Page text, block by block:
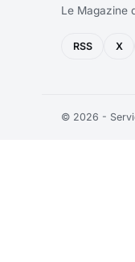
Le Magazine
RSS X
© 2026 -